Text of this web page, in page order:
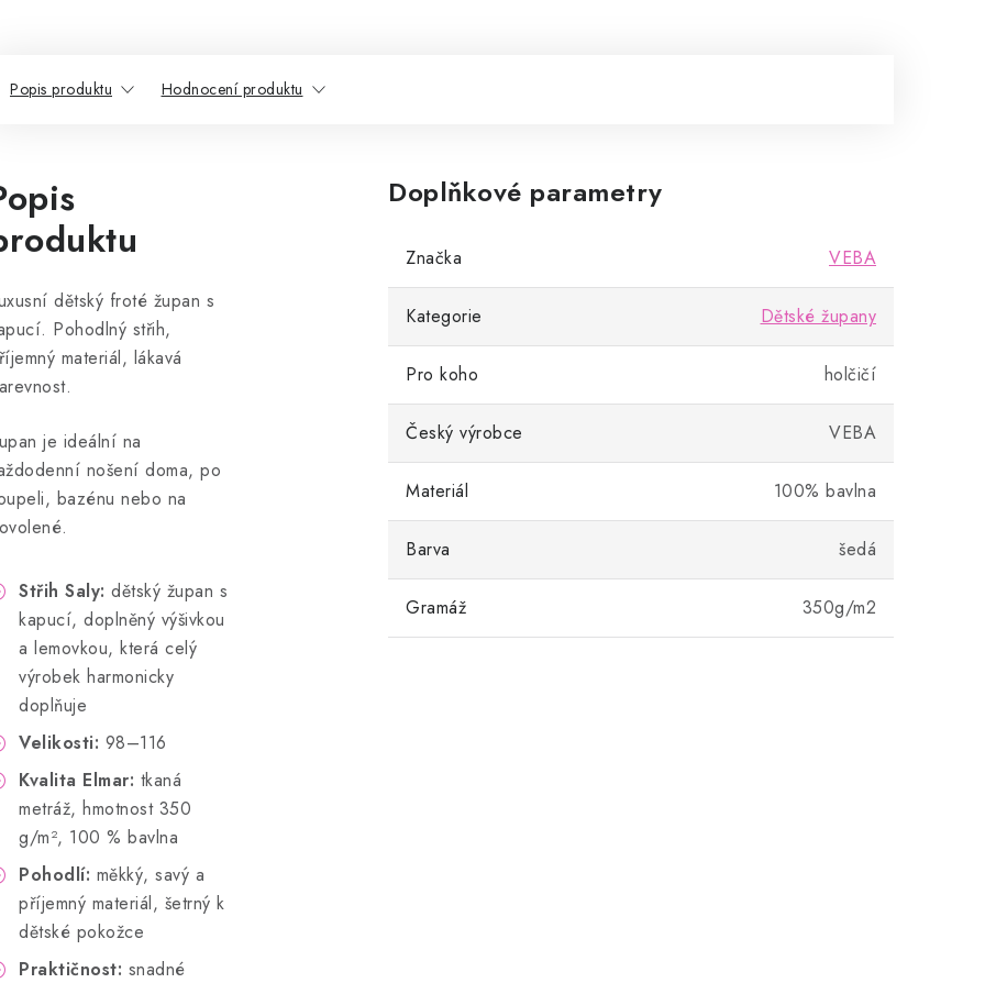
Popis produktu Hodnocení produktu
dětský froté župan s
Pohodlný střih,
materiál, lákavá
je ideální na
nošení doma, po
bazénu nebo na
Střih Saly: dětský župan s
kapucí, doplněný výšivkou
a lemovkou, která celý
výrobek harmonicky
doplňuje
Velikosti: 98–116
Kvalita Elmar: tkaná
metráž, hmotnost 350
g/m², 100 % bavlna
Pohodlí: měkký, savý a
příjemný materiál, šetrný k
dětské pokožce
Praktičnost: snadné
Doplňkové parametry
Značka VEBA
Kategorie Dětské župany
Pro koho holčičí
Český výrobce VEBA
Materiál 100% bavlna
Barva šedá
Gramáž 350g/m2